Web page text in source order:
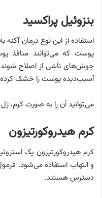
بنزوئیل پراکسید
استفاده از این نوع درمان
پوست که می‌توانند منافذ
جوش‌های ناشی از اصلاح
آسیب‌دیده پوست را خشک
می‌توانید آن را به صورت کرم،
کرم هیدروکورتیزون
کرم هیدروکورتیزون یک
و التهاب استفاده می‌شود.
دسترس هستند.